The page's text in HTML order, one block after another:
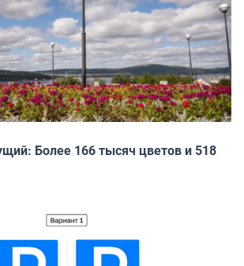
Более 166 тысяч цветов и 518